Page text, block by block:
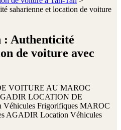
saharienne et location de voiture
: Authenticité
de voiture avec